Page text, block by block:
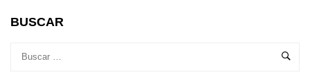
BUSCAR